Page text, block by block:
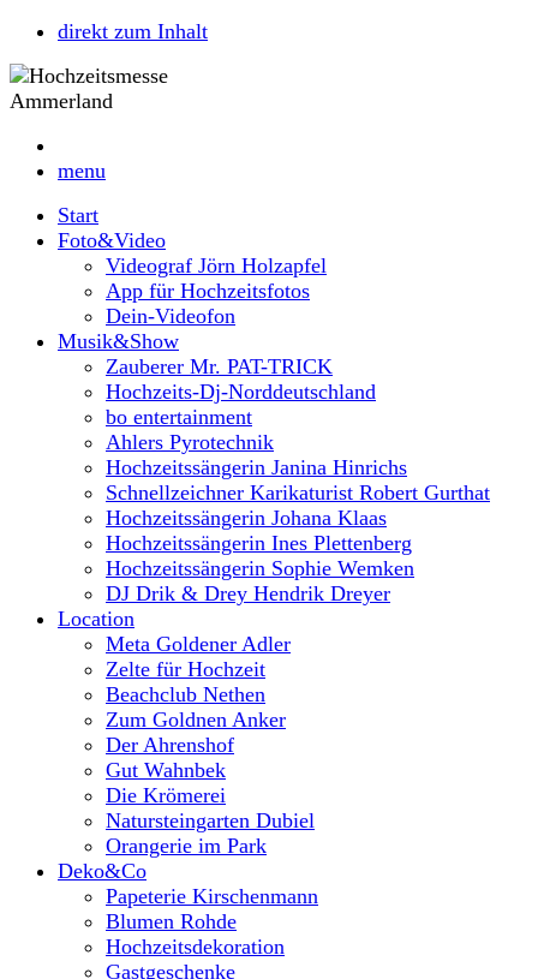
direkt zum Inhalt
menu
Start
Foto&Video
Videograf Jörn Holzapfel
App für Hochzeitsfotos
Dein-Videofon
Musik&Show
Zauberer Mr. PAT-TRICK
Hochzeits-Dj-Norddeutschland
bo entertainment
Ahlers Pyrotechnik
Hochzeitssängerin Janina Hinrichs
Schnellzeichner Karikaturist Robert Gurthat
Hochzeitssängerin Johana Klaas
Hochzeitssängerin Ines Plettenberg
Hochzeitssängerin Sophie Wemken
DJ Drik & Drey Hendrik Dreyer
Location
Meta Goldener Adler
Zelte für Hochzeit
Beachclub Nethen
Zum Goldnen Anker
Der Ahrenshof
Gut Wahnbek
Die Krömerei
Natursteingarten Dubiel
Orangerie im Park
Deko&Co
Papeterie Kirschenmann
Blumen Rohde
Hochzeitsdekoration
Gastgeschenke